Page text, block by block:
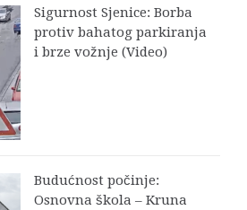
Sigurnost Sjenice: Borba
protiv bahatog parkiranja
i brze vožnje (Video)
Budućnost počinje:
Osnovna škola – Kruna